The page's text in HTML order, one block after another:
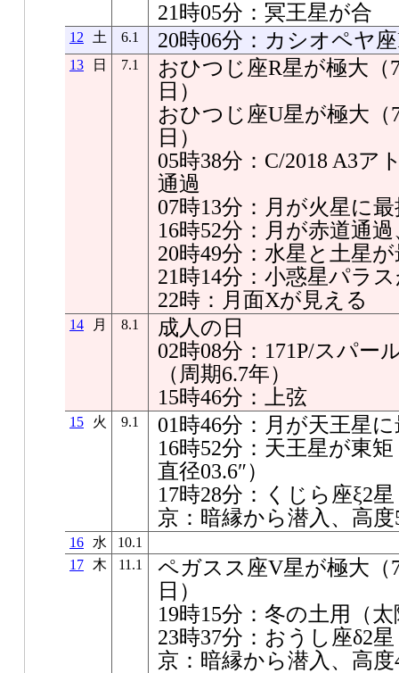
21時05分：冥王星が合
12 土 6.1 20時06分：カシオペヤ
13 日 7.1
おひつじ座R星が極大（
日）
おひつじ座U星が極大（
日）
05時38分：C/2018 A3ア
通過
07時13分：月が火星に最
16時52分：月が赤道通
20時49分：水星と土星が
21時14分：小惑星パラ
22時：月面Xが見える
14 月 8.1
成人の日
02時08分：171P/スパー
（周期6.7年）
15時46分：上弦
15 火 9.1
01時46分：月が天王星に
16時52分：天王星が東
直径03.6″）
17時28分：くじら座ξ2
京：暗縁から潜入、高度
16 水
10.1
17
木 11.1
ペガスス座V星が極大（
日）
19時15分：冬の土用（太
23時37分：おうし座δ2
京：暗縁から潜入、高度